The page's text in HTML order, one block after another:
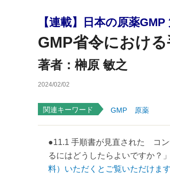
【連載】日本の原薬GMP
GMP省令におけ
著者：榊原 敏之
2024/02/02
関連キーワード GMP 原薬
●11.1 手順書が見直された コン
るにはどうしたらよいですか？
料）いただくとご覧いただけます